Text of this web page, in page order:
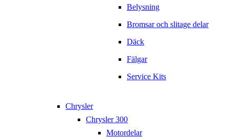
Belysning
Bromsar och slitage delar
Däck
Fälgar
Service Kits
Chrysler
Chrysler 300
Motordelar